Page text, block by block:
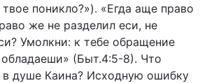
поникло?»). «Егда аще право
же не разделил еси, не
Умолкни: к тебе обращение
(Быт.4:5-8). Что
в душе Каина? Исходную ошибку